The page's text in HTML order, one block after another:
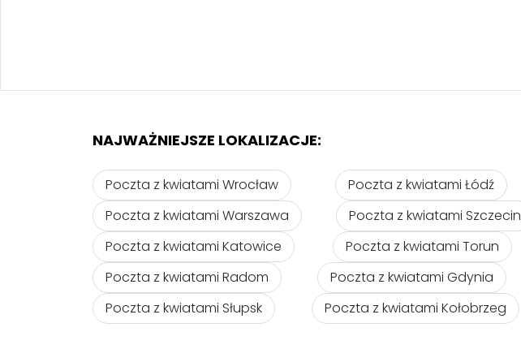
NAJWAŻNIEJSZE LOKALIZACJE:
Poczta z kwiatami Wrocław Poczta z kwiatami Łódź
Poczta z kwiatami Warszawa
Poczta z kwiatami Szczecin
Poczta z kwiatami Katowice
Poczta z kwiatami Torun
Poczta z kwiatami Radom
Poczta z kwiatami Gdynia
Poczta z kwiatami Słupsk
Poczta z kwiatami Kołobrzeg